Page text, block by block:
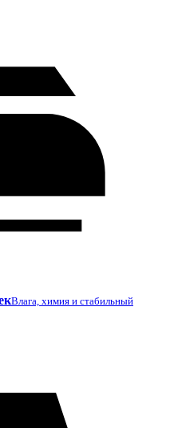
Влага, химия и стабильный